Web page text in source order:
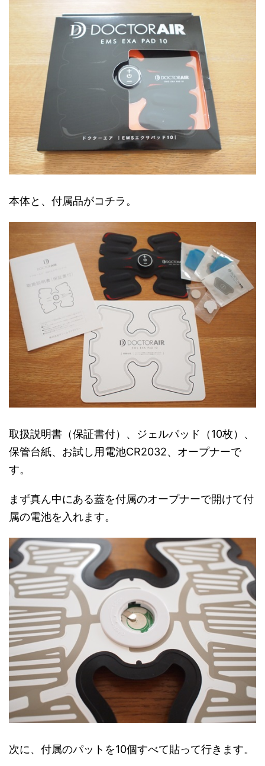
本体と、付属品がコチラ。
取扱説明書（保証書付）、ジェルパッド（10枚）、
保管台紙、お試し用電池CR2032、オープナーで
す。
まず真ん中にある蓋を付属のオープナーで開けて付
属の電池を入れます。
次に、付属のパットを10個すべて貼って行きます。